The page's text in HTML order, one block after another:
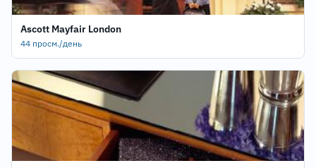
Ascott Mayfair London
44 просм./день